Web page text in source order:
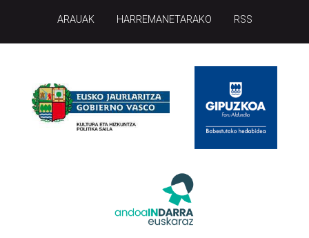
ARAUAK HARREMANETARAKO RSS